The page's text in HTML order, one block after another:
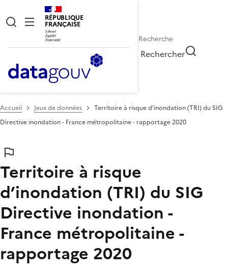
RÉPUBLIQUE
FRANÇAISE
Rechercher
Accueil Jeux de données
Territoire à risque d’inondation (TRI) du SIG
Directive inondation - France métropolitaine - rapportage 2020
Territoire à risque
d’inondation (TRI) du SIG
Directive inondation -
France métropolitaine -
rapportage 2020